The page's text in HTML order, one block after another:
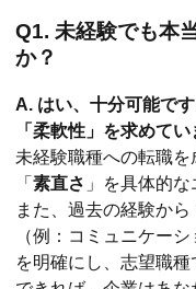
Q1. 未経験でも本
か？
A. はい、十分可能で
「柔軟性」を求めてい
未経験職種への転職を
「 素直さ 」を具体的
また、過去の経験から
（例：コミュニケー
を明確にし、志望職